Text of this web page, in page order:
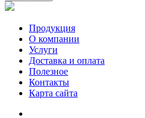
Продукция
О компании
Услуги
Доставка и оплата
Полезное
Контакты
Карта сайта